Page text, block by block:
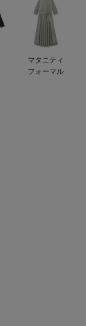
マタニティ
フォーマル